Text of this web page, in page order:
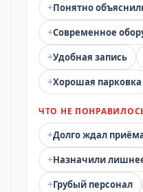
+Понятно
+Современное
+Удобная запись
+Хорошая парковка
ЧТО НЕ
+Долго ждал
+Назначили
+Грубый персонал